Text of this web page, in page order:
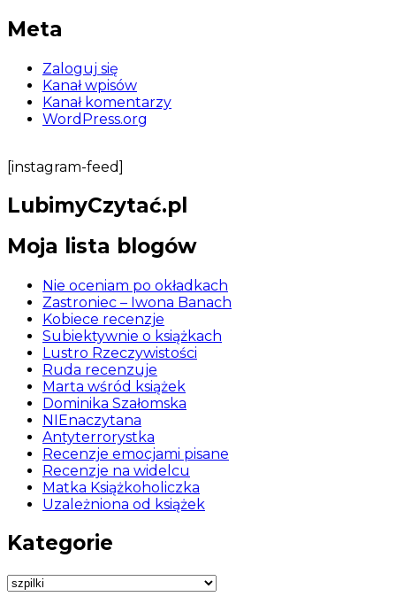
Meta
Zaloguj się
Kanał wpisów
Kanał komentarzy
WordPress.org
[instagram-feed]
LubimyCzytać.pl
Moja lista blogów
Nie oceniam po okładkach
Zastroniec – Iwona Banach
Kobiece recenzje
Subiektywnie o książkach
Lustro Rzeczywistości
Ruda recenzuje
Marta wśród książek
Dominika Szałomska
NIEnaczytana
Antyterrorystka
Recenzje emocjami pisane
Recenzje na widelcu
Matka Książkoholiczka
Uzależniona od książek
Kategorie
Kategorie